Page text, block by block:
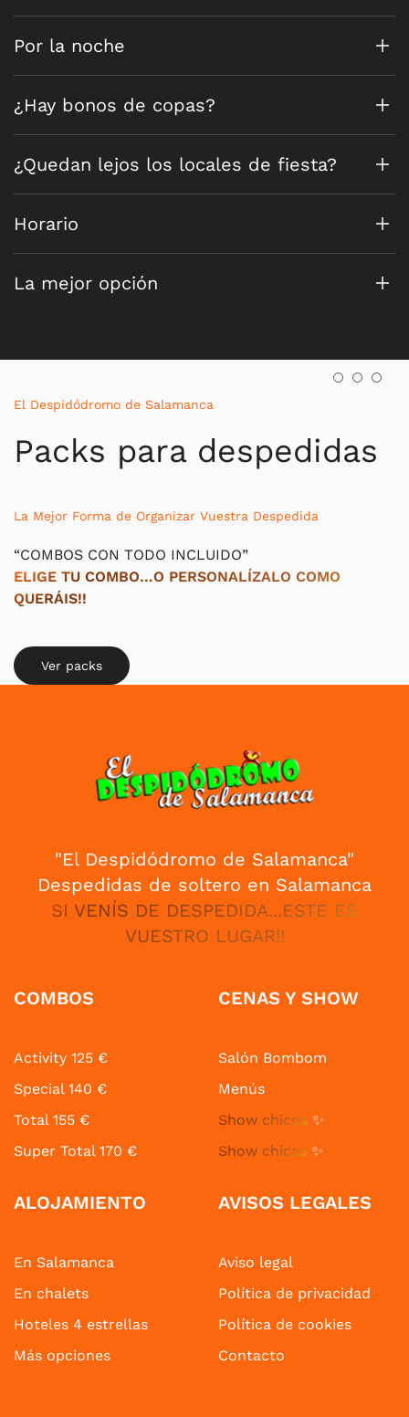
Por la noche
¿Hay bonos de copas?
¿Quedan lejos los locales de fiesta?
Horario
La mejor opción
El Despidódromo de Salamanca
Packs para despedidas
La Mejor Forma de Organizar Vuestra Despedida
“COMBOS CON TODO INCLUIDO”
ELIGE TU COMBO…O PERSONALÍZALO COMO
QUERÁIS!!
Ver packs
"El Despidódromo de Salamanca"
Despedidas de soltero en Salamanca
SI VENÍS DE DESPEDIDA...ESTE ES
VUESTRO LUGAR!!
COMBOS
Activity 125 €
Special 140 €
Total 155 €
Super Total 170 €
CENAS Y SHOW
Salón Bombom
Menús
Show chicos ✨
Show chicas ✨
ALOJAMIENTO
En Salamanca
En chalets
Hoteles 4 estrellas
Más opciones
AVISOS LEGALES
Aviso legal
Política de privacidad
Política de cookies
Contacto